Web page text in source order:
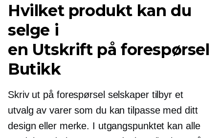
Hvilket produkt kan du
selge i
en Utskrift på forespørsel
Butikk
Skriv ut på forespørsel selskaper tilbyr et
utvalg av varer som du kan tilpasse med ditt
design eller merke. I utgangspunktet kan alle